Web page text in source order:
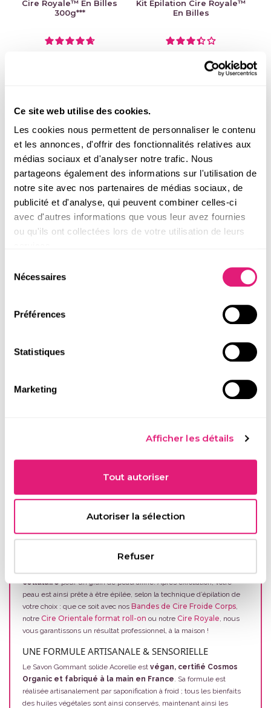
Ce site web utilise des cookies.
Les cookies nous permettent de personnaliser le contenu
et les annonces, d'offrir des fonctionnalités relatives aux
médias sociaux et d'analyser notre trafic. Nous
partageons également des informations sur l'utilisation de
notre site avec nos partenaires de médias sociaux, de
publicité et d'analyse, qui peuvent combiner celles-ci
avec d'autres informations que vous leur avez fournies
ou qu'ils ont collectées lors de votre utilisation de leurs
Nécessaires
Préférences
Statistiques
Marketing
Afficher les détails
Tout autoriser
Autoriser la sélection
Refuser
Cire Royale™ En Billes
300g***
Kit Épilation Cire Royale™
En Billes
9,95 €
28,95 €
DESCRIPTION
UNE EXFOLIATION EN DOUCEUR AVANT L’EPILATION
Véritable soin multifonctions, le Savon Gommant Solide est à la fois
de la peau avant épilation. Enrichi en poudre d’Amandon de Prune
bio, ilexfolie en douceur tout en éliminant les cellules
sur peau mouillée une à deux fois par semaine, il permet d’
cellulairepour un grain de peau affiné. Après exfoliation, votre
peau est ainsi prête à être épilée, selon la technique d’épilation de
votre choix : que ce soit avec nos Bandes de Cire Froide Corps
notre Cire Orientale format roll-on ou notre Cire Royale , nous
vous garantissons un résultat professionnel, à la maison !
UNE FORMULE ARTISANALE & SENSORIELLE
Le Savon Gommant solide Acorelle est végan, certifié Cosmos
Organic et fabriqué à la main en France . Sa formule est
réalisée artisanalement par saponification à froid ; tous les bienfaits
des huiles végétales sont ainsi conservés, maintenant ainsi les